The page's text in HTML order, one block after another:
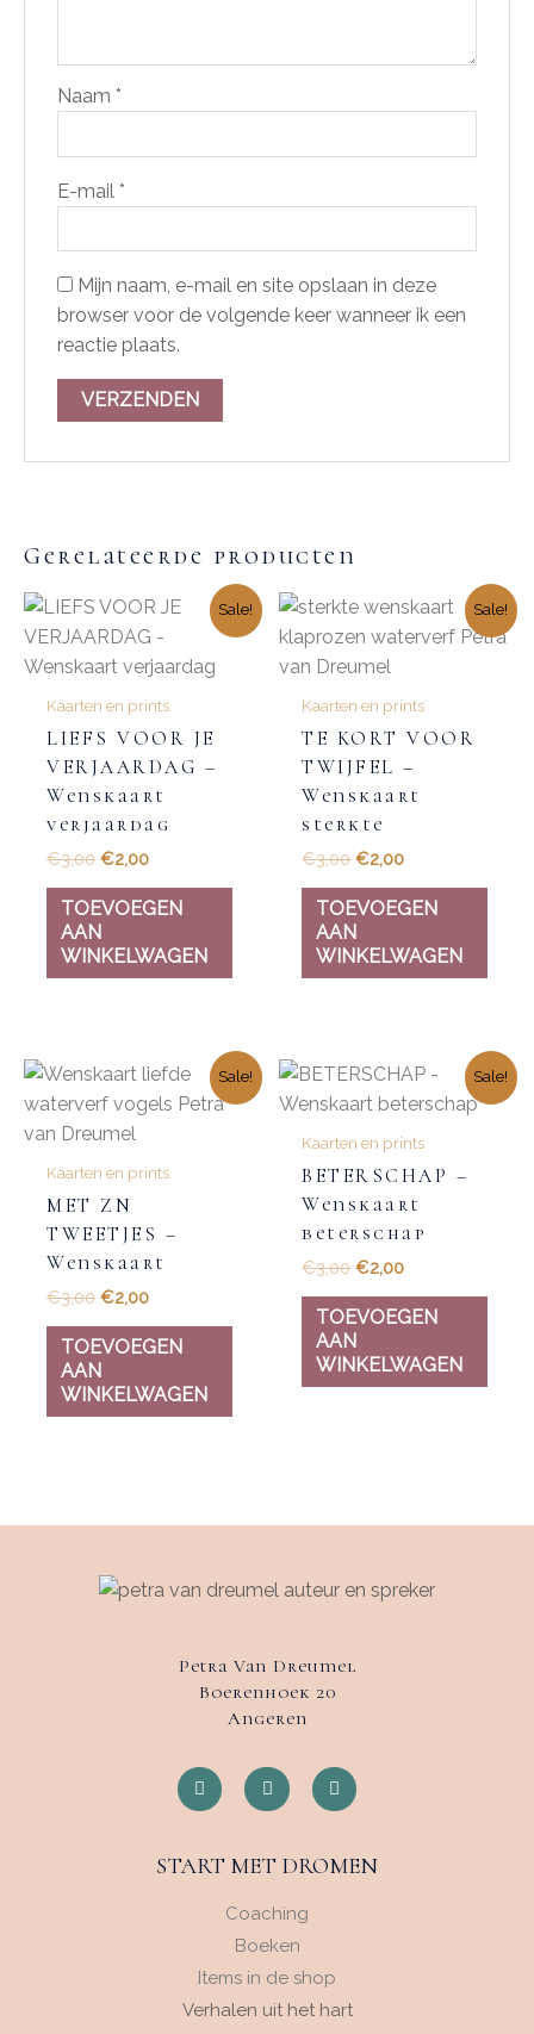
Naam *
E-mail *
Mijn naam, e-mail en site opslaan in deze
browser voor de volgende keer wanneer ik een
reactie plaats.
Gerelateerde producten
Sale!
Kaarten en prints
LIEFS VOOR JE
VERJAARDAG –
Wenskaart
verjaardag
€3,00 €2,00
TOEVOEGEN
AAN
WINKELWAGEN
Sale!
Kaarten en prints
TE KORT VOOR
TWIJFEL –
Wenskaart
sterkte
€3,00 €2,00
TOEVOEGEN
AAN
WINKELWAGEN
Sale!
Kaarten en prints
MET ZN
TWEETJES –
Wenskaart
€3,00 €2,00
TOEVOEGEN
AAN
WINKELWAGEN
Sale!
Kaarten en prints
BETERSCHAP –
Wenskaart
beterschap
€3,00 €2,00
TOEVOEGEN
AAN
WINKELWAGEN
Petra Van Dreumel
Boerenhoek 20
Angeren
START MET DROMEN
Coaching
Boeken
Items in de shop
Verhalen uit het hart